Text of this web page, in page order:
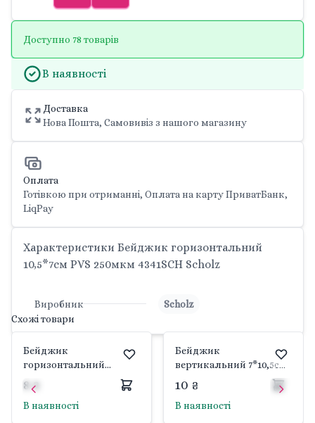
Доступно 78 товарів
В наявності
Доставка
Нова Пошта, Самовивіз з нашого магазину
Оплата
Готівкою при отриманні, Оплата на карту ПриватБанк,
LiqPay
Характеристики Бейджик горизонтальний
10,5*7см PVS 250мкм 4341SCH Scholz
Виробник
Scholz
Схожі товари
Бейджик
горизонтальний
9*5.5см підвісний PVS
250мкм 4343SCH Scholz
8 ₴
В наявності
Бейджик
вертикальний 7*10,5см
Scholz
10 ₴
В наявності